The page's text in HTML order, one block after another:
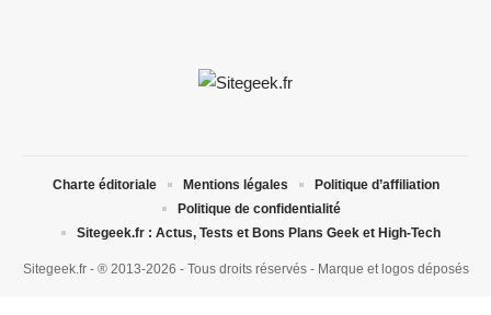
Sitegeek.fr - ® 2013-2026 - Tous droits réservés - Marque et logos déposés
Charte éditoriale Mentions légales
Politique d’affiliation
Politique de confidentialité
Sitegeek.fr : Actus, Tests et Bons Plans Geek et High-Tech